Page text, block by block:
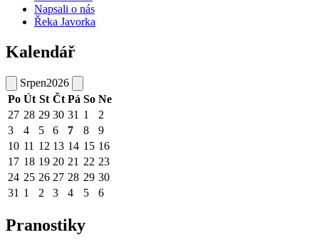
Napsali o nás
Řeka Javorka
Kalendář
Srpen2026
Po Út St Čt Pá So Ne
27 28 29 30 31 1
2
3
4 5 6 7 8
9
10 11 12 13 14 15 16
17 18 19 20 21 22 23
24 25 26 27 28 29 30
31 1 2 3 4 5 6
Pranostiky